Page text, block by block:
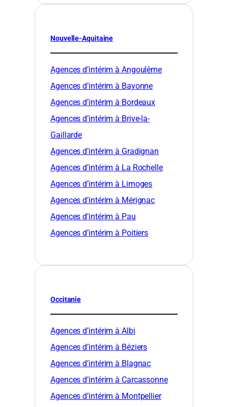
Nouvelle-Aquitaine
Agences d’intérim à Angoulême
Agences d’intérim à Bayonne
Agences d’intérim à Bordeaux
Agences d’intérim à Brive-la-
Gaillarde
Agences d’intérim à Gradignan
Agences d’intérim à La Rochelle
Agences d’intérim à Limoges
Agences d’intérim à Mérignac
Agences d’intérim à Pau
Agences d’intérim à Poitiers
Occitanie
Agences d’intérim à Albi
Agences d’intérim à Béziers
Agences d’intérim à Blagnac
Agences d’intérim à Carcassonne
Agences d’intérim à Montpellier